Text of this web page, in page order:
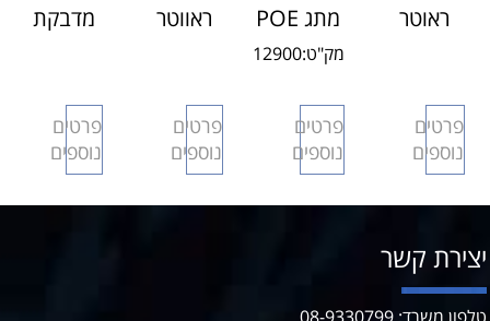
ראוטר
4G
אולטרה
פרטים
נוספים
מתג POE
מק"ט:12900
פרטים
נוספים
ראווטר
פרטים
נוספים
מדבקת
פרטים
נוספים
קשר